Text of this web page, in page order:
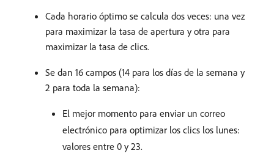
Cada horario óptimo se calcula dos veces: una vez
para maximizar la tasa de apertura y otra para
maximizar la tasa de clics.
Se dan 16 campos (14 para los días de la semana y
2 para toda la semana):
El mejor momento para enviar un correo
electrónico para optimizar los clics los lunes:
valores entre 0 y 23.